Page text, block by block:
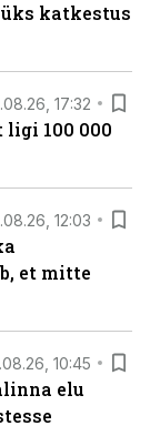
katkestus
17:32
100 000
12:03
et mitte
10:45
elu